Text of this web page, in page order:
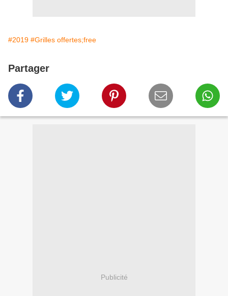
#2019 #Grilles offertes;free
Partager
Publicité